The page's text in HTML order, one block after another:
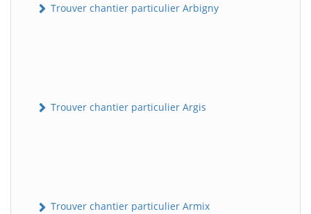
Trouver chantier particulier Arbigny
Trouver chantier particulier Argis
Trouver chantier particulier Armix